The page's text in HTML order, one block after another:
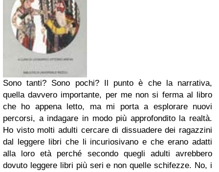
Sono tanti? Sono pochi? Il punto è che la narrativa,
quella davvero importante, per me non si ferma al libro
che ho appena letto, ma mi porta a esplorare nuovi
percorsi, a indagare in modo più approfondito la realtà.
Ho visto molti adulti cercare di dissuadere dei ragazzini
dal leggere libri che li incuriosivano e che erano adatti
alla loro età perché secondo quegli adulti avrebbero
dovuto leggere libri più seri e non quelle schifezze. No, i